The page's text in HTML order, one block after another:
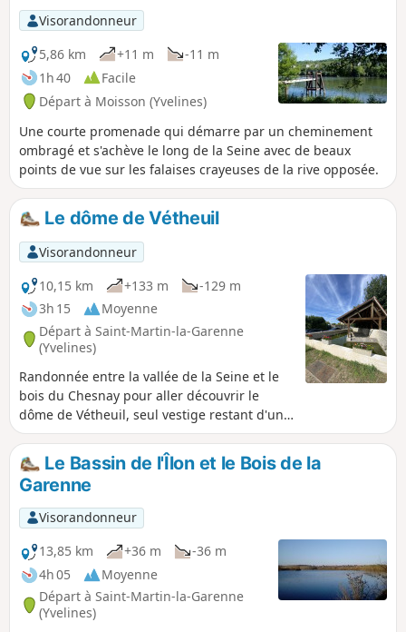
Visorandonneur
5,86 km
+11 m
-11 m
1h 40
Facile
Départ à Moisson (Yvelines)
Une courte promenade qui démarre par un cheminement
ombragé et s'achève le long de la Seine avec de beaux
points de vue sur les falaises crayeuses de la rive opposée.
Le dôme de Vétheuil
Visorandonneur
10,15 km
+133 m
-129 m
3h 15
Moyenne
Départ à Saint-Martin-la-Garenne
(Yvelines)
Randonnée entre la vallée de la Seine et le
bois du Chesnay pour aller découvrir le
dôme de Vétheuil, seul vestige restant d'un
aérodrome allemand de la 2e guerre
mondiale.
Le Bassin de l'Îlon et le Bois de la
Garenne
Visorandonneur
13,85 km
+36 m
-36 m
4h 05
Moyenne
Départ à Saint-Martin-la-Garenne
(Yvelines)